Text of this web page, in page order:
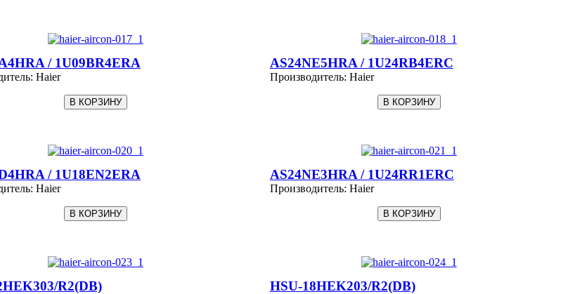
/ 1U09BR4ERA
Haier
AS24NE5HRA / 1U24RB4ERC
Производитель: Haier
/ 1U18EN2ERA
Haier
AS24NE3HRA / 1U24RR1ERC
Производитель: Haier
R2(DB) HSU-18HEK203/R2(DB)